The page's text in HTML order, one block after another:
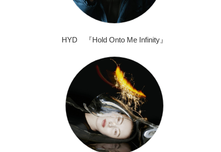
HYD 『Hold Onto Me Infinity』